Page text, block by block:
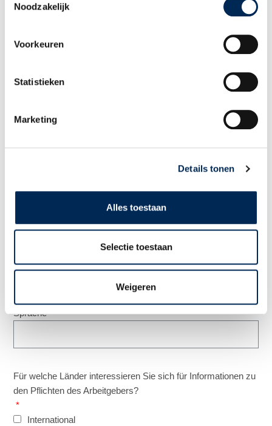
Noodzakelijk
Voorkeuren
Statistieken
Marketing
Details tonen
Alles toestaan
Selectie toestaan
Weigeren
Sprache*
Für welche Länder interessieren Sie sich für Informationen zu
den Pflichten des Arbeitgebers?
*
International